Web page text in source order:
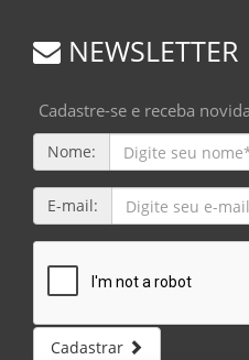
NEWSLETTER
Cadastre-se e receba
Nome:
E-mail:
Cadastrar